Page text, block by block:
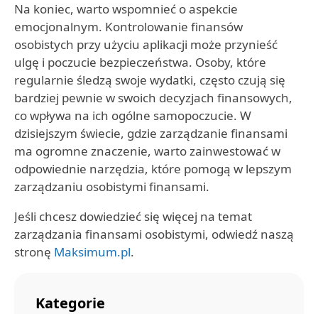
Na koniec, warto wspomnieć o aspekcie
emocjonalnym. Kontrolowanie finansów
osobistych przy użyciu aplikacji może przynieść
ulgę i poczucie bezpieczeństwa. Osoby, które
regularnie śledzą swoje wydatki, często czują się
bardziej pewnie w swoich decyzjach finansowych,
co wpływa na ich ogólne samopoczucie. W
dzisiejszym świecie, gdzie zarządzanie finansami
ma ogromne znaczenie, warto zainwestować w
odpowiednie narzędzia, które pomogą w lepszym
zarządzaniu osobistymi finansami.
Jeśli chcesz dowiedzieć się więcej na temat
zarządzania finansami osobistymi, odwiedź naszą
stronę Maksimum.pl.
Kategorie